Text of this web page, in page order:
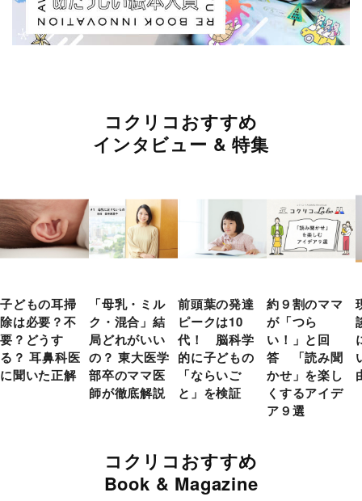
コクリコおすすめ
インタビュー & 特集
子どもの耳掃
除は必要？不
要？どうす
る？ 耳鼻科医
に聞いた正解
「母乳・ミル
ク・混合」結
局どれがいい
の？ 東大医学
部卒のママ医
師が徹底解説
前頭葉の発達
ピークは10
代！ 脳科学
的に子どもの
「ならいご
と」を検証
約９割のママ
が「つら
い！」と回
答 「読み聞
かせ」を楽し
くするアイデ
ア９選
コクリコおすすめ
Book & Magazine